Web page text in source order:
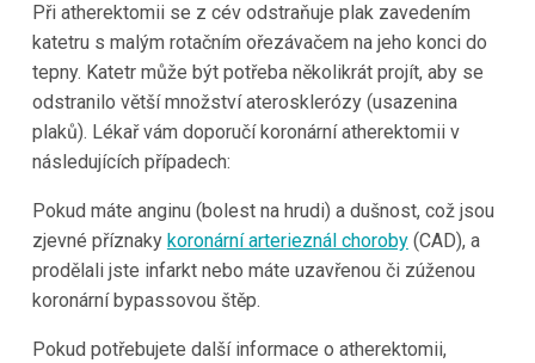
Při atherektomii se z cév odstraňuje plak zavedením
katetru s malým rotačním ořezávačem na jeho konci do
tepny. Katetr může být potřeba několikrát projít, aby se
odstranilo větší množství aterosklerózy (usazenina
plaků). Lékař vám doporučí koronární atherektomii v
následujících případech:
Pokud máte anginu (bolest na hrudi) a dušnost, což jsou
zjevné příznaky koronární arterieznál choroby(CAD), a
prodělali jste infarkt nebo máte uzavřenou či zúženou
koronární bypassovou štěp.
Pokud potřebujete další informace o atherektomii,